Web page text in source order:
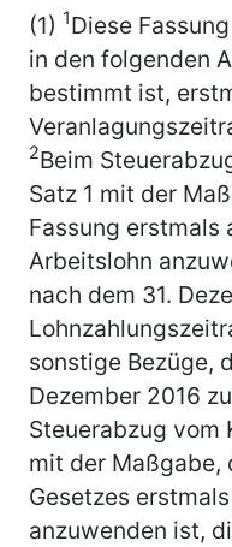
(1) 1Diese
in den folgenden
bestimmt ist,
2Beim
Satz 1 mit der
Fassung erstmals
Arbeitslohn
nach dem 31.
sonstige Bezüge,
Dezember 2016
Steuerabzug vom
mit der Maßgabe,
Gesetzes
anzuwenden ist,